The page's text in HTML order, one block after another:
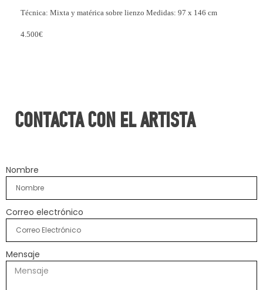
Técnica: Mixta y matérica sobre lienzo Medidas: 97 x 146 cm
4.500€
CONTACTA CON EL ARTISTA
Nombre
Correo electrónico
Mensaje